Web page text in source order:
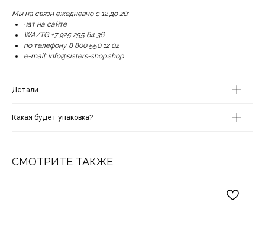
Мы на связи ежедневно с 12 до 20:
чат на сайте
WA/TG +7 925 255 64 36
по телефону 8 800 550 12 02
e-mail: info@sisters-shop.shop
Детали
Какая будет упаковка?
СМОТРИТЕ ТАКЖЕ